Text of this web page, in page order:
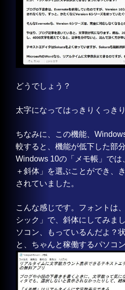
どうでしょう？
太字になってはっきりくっき
ちなみに、この機能、
較すると、機能が低下した部
Windows 10の「メモ帳」で
＋斜体」を選ぶことができ、
されていました。
こんな感じです。フォントは
シック」で、斜体にしてみま
ソコン、もっているんだよ？
と、ちゃんと稼働するパソコ